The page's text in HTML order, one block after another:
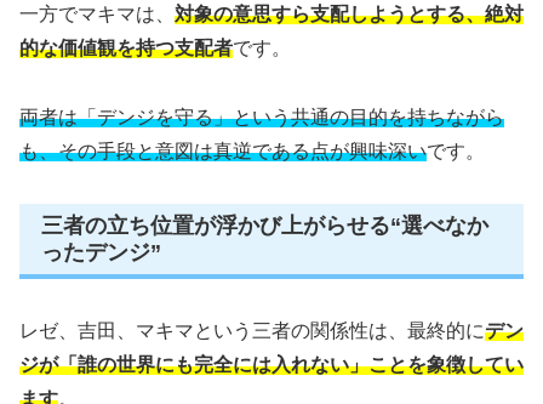
一方でマキマは、 対象の意思すら支配しようとする、絶対
的な価値観を持つ支配者です。
両者は「デンジを守る」という共通の目的を持ちながら
も、その手段と意図は真逆である点が興味深いです。
三者の立ち位置が浮かび上がらせる“選べなか
ったデンジ”
レゼ、吉田、マキマという三者の関係性は、最終的にデン
ジが「誰の世界にも完全には入れない」ことを象徴してい
ます。